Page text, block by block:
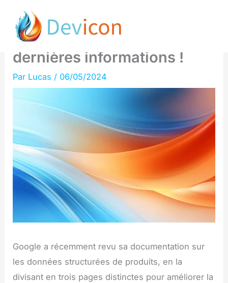
contenu
Données structurées de
produits : Découvrez les
dernières informations !
Par Lucas / 06/05/2024
Google a récemment revu sa documentation sur
les données structurées de produits, en la
divisant en trois pages distinctes pour améliorer la